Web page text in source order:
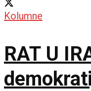
Kolumne
RAT U